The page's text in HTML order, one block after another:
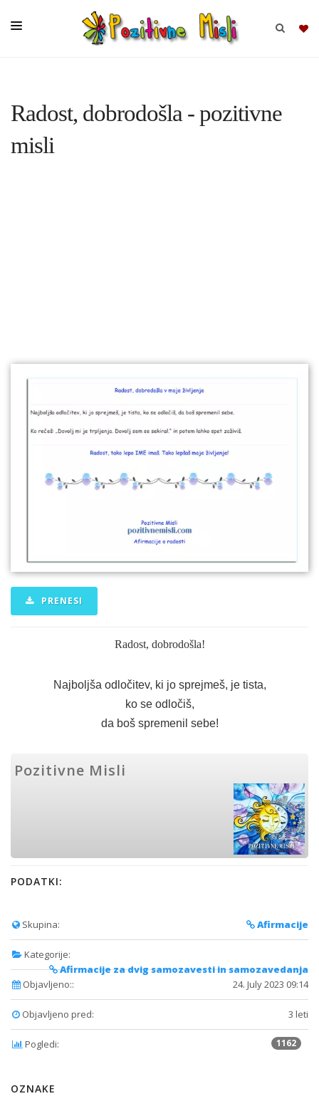
SKUPINE
MISLI
Radost, dobrodošla - pozitivne
misli
PRENESI
Radost, dobrodošla!
Najboljša odločitev, ki jo sprejmeš, je tista,
ko se odločiš,
da boš spremenil sebe!
Pozitivne Misli
PODATKI:
Skupina: Afirmacije
Kategorije:
Afirmacije za dvig samozavesti in samozavedanja
Objavljeno::
24. July 2023 09:14
Objavljeno pred: 3 leti
Pogledi: 1162
OZNAKE